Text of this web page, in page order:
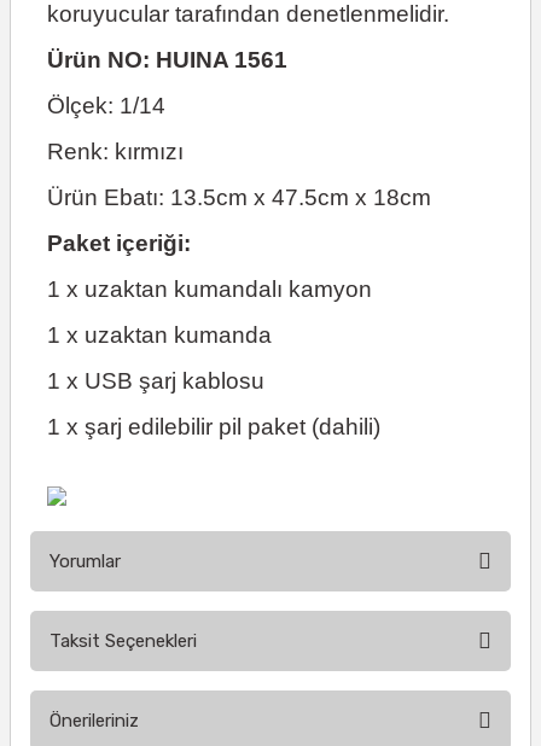
koruyucular tarafından denetlenmelidir.
Ürün NO: HUINA 1561
Ölçek: 1/14
Renk: kırmızı
Ürün Ebatı: 13.5cm x 47.5cm x 18cm
Paket içeriği:
1 x uzaktan kumandalı kamyon
1 x uzaktan kumanda
1 x USB şarj kablosu
1 x şarj edilebilir pil paket (dahili)
Yorumlar
Taksit Seçenekleri
Önerileriniz